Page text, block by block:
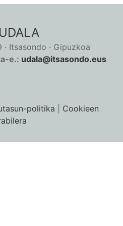
Itsasondo · Gipuzkoa
e.: udala@itsasondo.eus
politika
Cookieen